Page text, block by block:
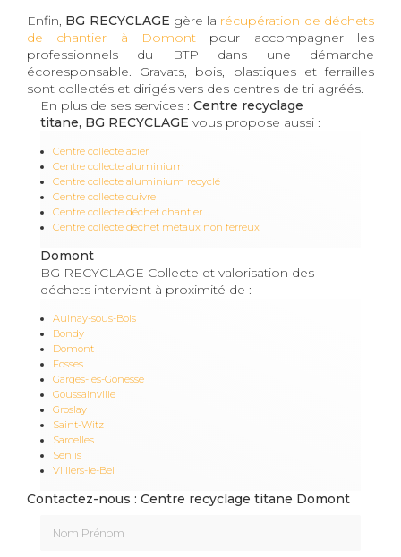
Enfin, BG RECYCLAGE gère la récupération de déchets
de chantier à Domont pour accompagner les
professionnels du BTP dans une démarche
écoresponsable. Gravats, bois, plastiques et ferrailles
sont collectés et dirigés vers des centres de tri agréés.
En plus de ses services : Centre recyclage
titane, BG RECYCLAGE vous propose aussi :
Centre collecte acier
Centre collecte aluminium
Centre collecte aluminium recyclé
Centre collecte cuivre
Centre collecte déchet chantier
Centre collecte déchet métaux non ferreux
Domont
BG RECYCLAGE Collecte et valorisation des
déchets intervient à proximité de :
Aulnay-sous-Bois
Bondy
Domont
Fosses
Garges-lès-Gonesse
Goussainville
Groslay
Saint-Witz
Sarcelles
Senlis
Villiers-le-Bel
Contactez-nous : Centre recyclage titane Domont